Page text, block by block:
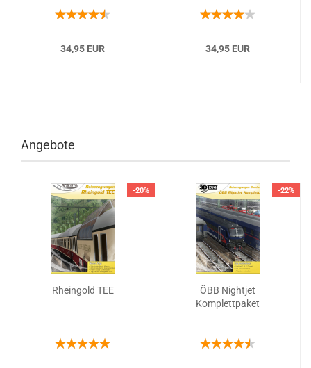
34,95 EUR 34,95 EUR
Angebote
-20%
Rheingold TEE
-22%
ÖBB Nightjet
Komplettpaket